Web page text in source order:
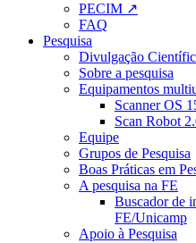
PECIM ↗
FAQ
Pesquisa
Divulgação
Sobre a pesquisa
Equipamentos
Scanner OS
Scan Robot
Equipe
Grupos de Pesquisa
Boas Práticas em
A pesquisa na FE
Buscador de
FE/Unicamp
Apoio à Pesquisa